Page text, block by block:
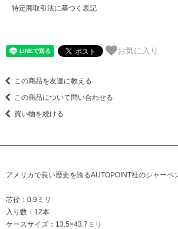
特定商取引法に基づく表記
お気に入り
この商品を友達に教える
この商品について問い合わせる
買い物を続ける
アメリカで長い歴史を誇るAUTOPOINT社のシャーペ
芯径：0.9ミリ
入り数：12本
ケースサイズ：13.5×43.7ミリ